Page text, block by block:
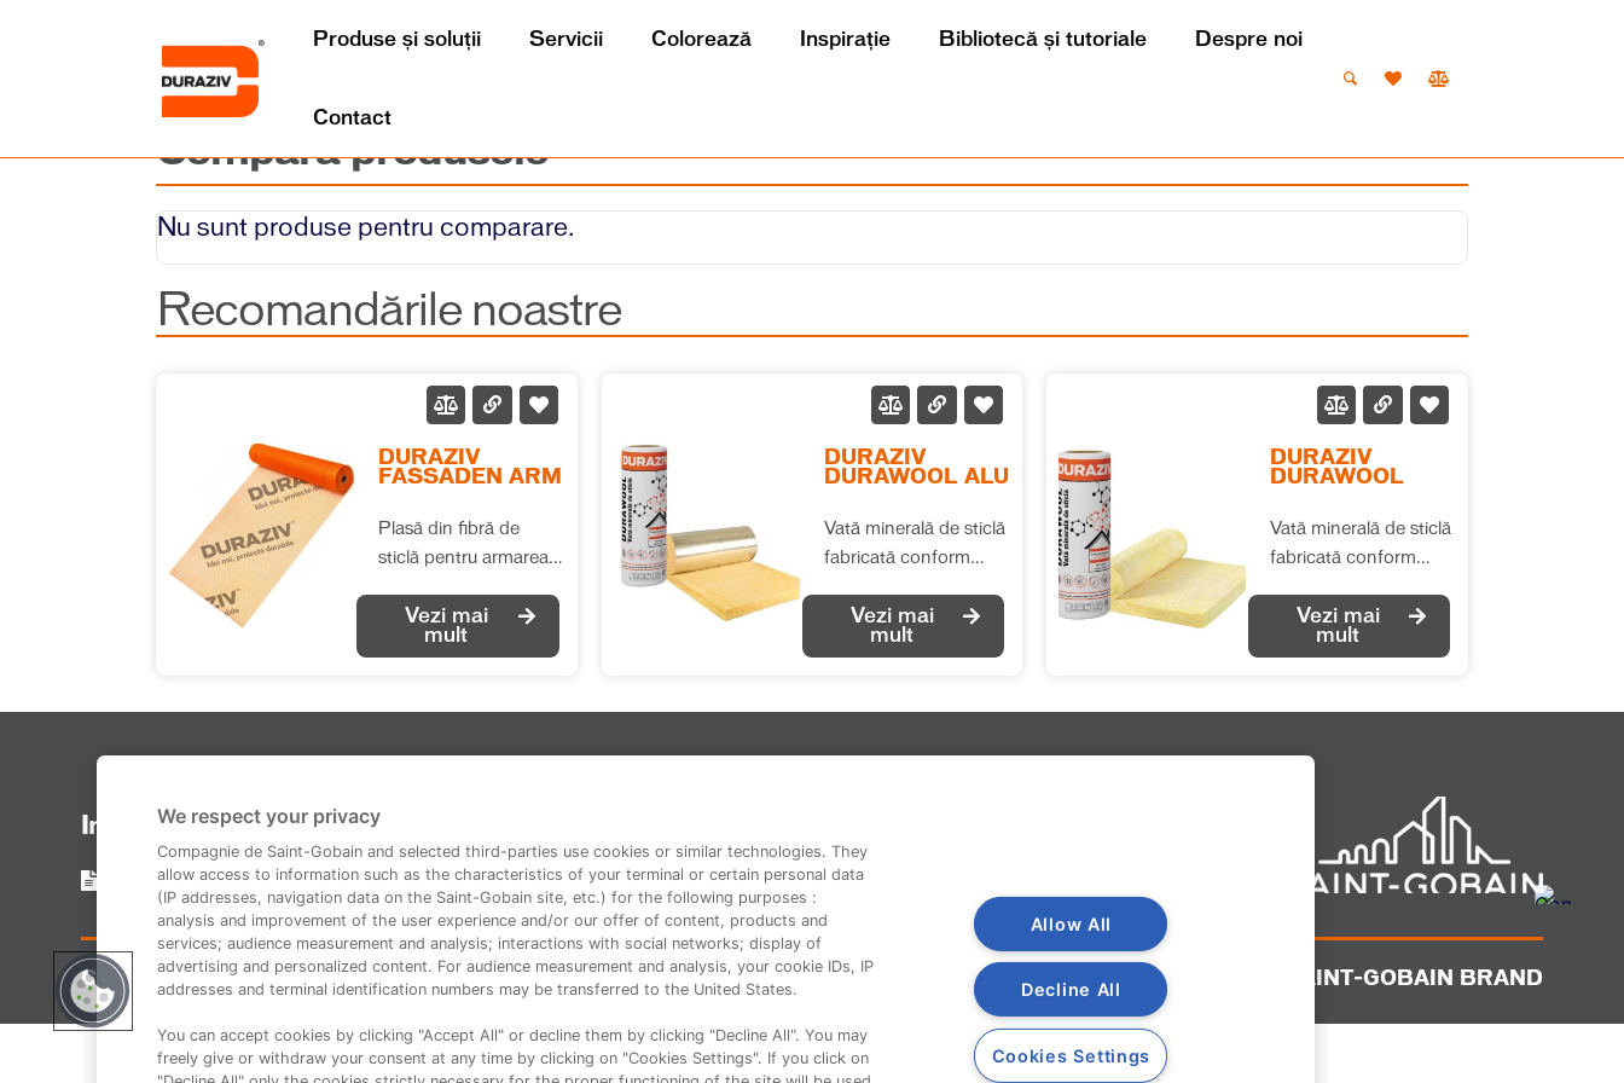
Produse și soluții Servicii Colorează Inspirație Bibliotecă și tutoriale Despre noi
Contact
Compară produsele
Nu sunt produse pentru comparare.
Recomandările noastre
DURAZIV
FASSADEN ARM
Plasă din fibră de
sticlă pentru armarea
de izolație termică
realizate cu vată
Vezi mai
mult
DURAZIV
DURAWOOL ALU
Vată minerală de sticlă
fabricată conform
(EN 13162), cu
performanțe termice și
supuse unor solicitări
mecanice
suplimentare. Rola de
vată minerală de sticlă
cașerată cu folie de
aluminiu se montează
orientată către interior
Vezi mai
mult
DURAZIV
DURAWOOL
Vată minerală de sticlă
fabricată conform
(EN 13162), cu
performanțe termice și
fonice în toate tipurile
saltelele de vată să fie
supuse unor solicitări
mecanice
0.040 W/(m*K)
Vezi mai
mult
Informații legale
Termeni și condiții
Despre noi
Contact
Copyright 2014-2023 Duraziv.ro A SAINT-GOBAIN BRAND
We respect your privacy
Compagnie de Saint-Gobain and selected third-parties use cookies or similar technologies. They
allow access to information such as the characteristics of your terminal or certain personal data
(IP addresses, navigation data on the Saint-Gobain site, etc.) for the following purposes :
analysis and improvement of the user experience and/or our offer of content, products and
services; audience measurement and analysis; interactions with social networks; display of
advertising and personalized content. For audience measurement and analysis, your cookie IDs, IP
addresses and terminal identification numbers may be transferred to the United States.
You can accept cookies by clicking "Accept All" or decline them by clicking "Decline All". You may
freely give or withdraw your consent at any time by clicking on "Cookies Settings". If you click on
Allow All
Decline All
Cookies Settings